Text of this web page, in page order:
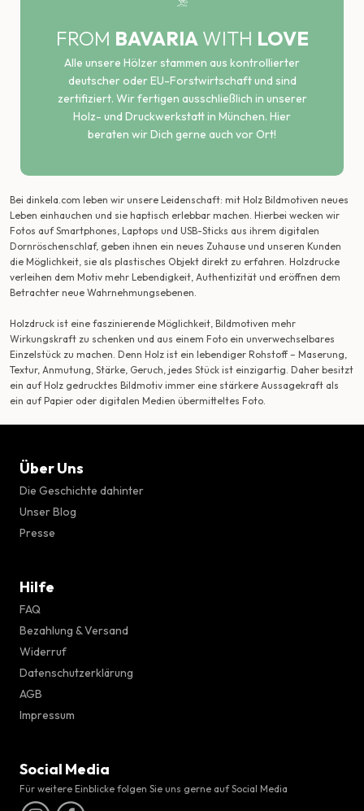
FROM BAVARIAWITH LOVE
Alle unsere Hölzer stammen aus kontrollierter
deutscher oder EU-Forstwirtschaft und sind
zertifiziert. Wir fertigen ausschließlich in unserer
Holz- und Druckwerkstatt in München. Hier
beraten wir Dich gerne auch vor Ort!
Bei dinkela.com leben wir unsere Leidenschaft: mit Holz Bildmotiven neues
Leben einhauchen und sie haptisch erlebbar machen. Hierbei wecken wir
Fotos auf Smartphones, Laptops und USB-Sticks aus ihrem digitalen
Dornröschenschlaf, geben ihnen ein neues Zuhause und unseren Kunden
die Möglichkeit, sie als plastisches Objekt direkt zu erfahren. Holzdrucke
verleihen dem Motiv mehr Lebendigkeit, Authentizität und eröffnen dem
Betrachter neue Wahrnehmungsebenen.
Holzdruck ist eine faszinierende Möglichkeit, Bildmotiven mehr
Wirkungskraft zu schenken und aus einem Foto ein unverwechselbares
Einzelstück zu machen. Denn Holz ist ein lebendiger Rohstoff – Maserung,
Textur, Anmutung, Stärke, Geruch, jedes Stück ist einzigartig. Daher besitzt
ein auf Holz gedrucktes Bildmotiv immer eine stärkere Aussagekraft als
ein auf Papier oder digitalen Medien übermitteltes Foto.
Über Uns
Die Geschichte dahinter
Unser Blog
Presse
Hilfe
FAQ
Bezahlung & Versand
Widerruf
Datenschutzerklärung
AGB
Impressum
Social Media
Für weitere Einblicke folgen Sie uns gerne auf Social Media